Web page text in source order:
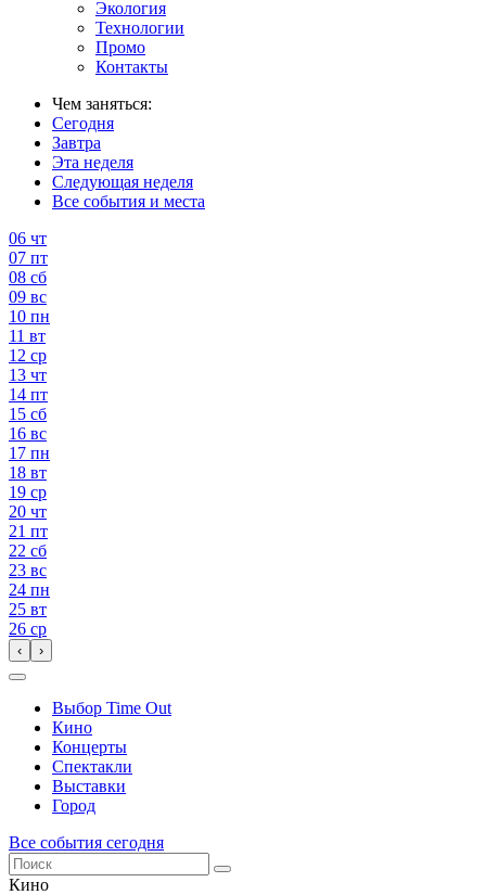
Экология
Технологии
Промо
Контакты
Чем заняться:
Сегодня
Завтра
Эта неделя
Следующая неделя
Все события и места
06 чт
07 пт
08 сб
09 вс
10 пн
11 вт
12 ср
13 чт
14 пт
15 сб
16 вс
17 пн
18 вт
19 ср
20 чт
21 пт
22 сб
23 вс
24 пн
25 вт
26 ср
‹ ›
Выбор Time Out
Кино
Концерты
Спектакли
Выставки
Город
Все события сегодня
Кино